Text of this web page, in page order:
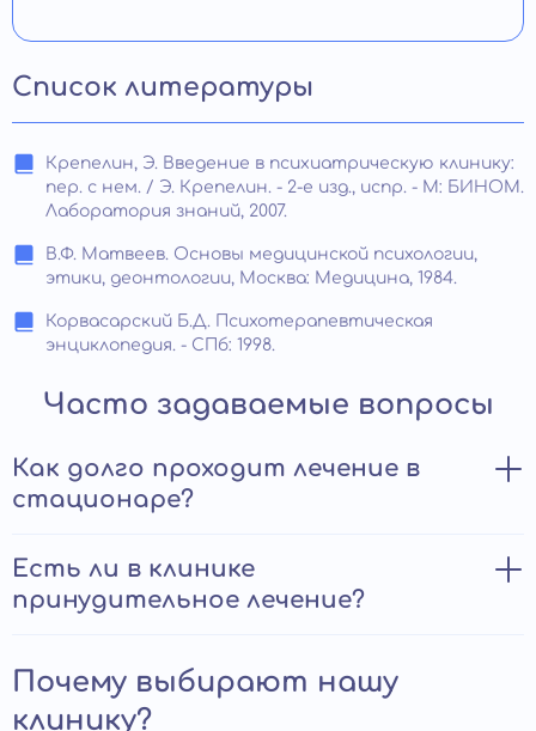
Список литературы
Крепелин, Э. Введение в психиатрическую клинику:
пер. с нем. / Э. Крепелин. - 2-е изд., испр. - М: БИНОМ.
Лаборатория знаний, 2007.
В.Ф. Матвеев. Основы медицинской психологии,
этики, деонтологии, Москва: Медицина, 1984.
Корвасарский Б.Д. Психотерапевтическая
энциклопедия. - СПб: 1998.
Часто задаваемые вопросы
Как долго проходит лечение в
стационаре?
Длительность терапии зависит от диагноза,
две недели. Максимальный – около двух месяцев.
Есть ли в клинике
принудительное лечение?
принудительное лечение в психиатрической клинике
возможно только на основании заключения врача-
Почему выбирают нашу
клинику?